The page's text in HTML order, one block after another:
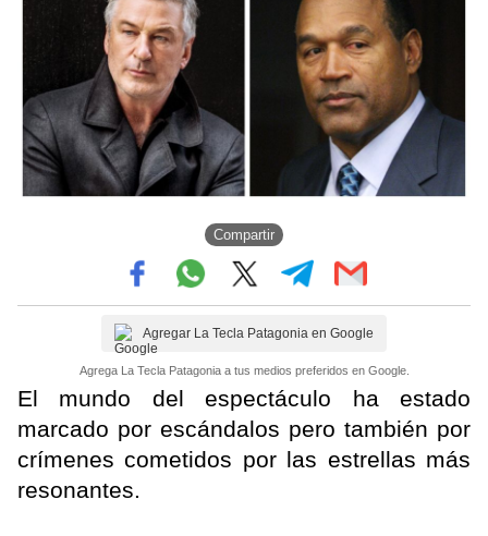
Compartir
Agregar La Tecla Patagonia en Google
Agrega La Tecla Patagonia a tus medios preferidos en Google.
El mundo del espectáculo ha estado
marcado por escándalos pero también por
crímenes cometidos por las estrellas más
resonantes.